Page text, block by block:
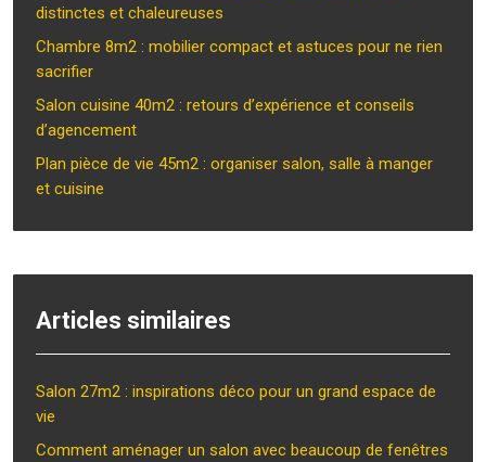
distinctes et chaleureuses
Chambre 8m2 : mobilier compact et astuces pour ne rien
sacrifier
Salon cuisine 40m2 : retours d’expérience et conseils
d’agencement
Plan pièce de vie 45m2 : organiser salon, salle à manger
et cuisine
Articles similaires
Salon 27m2 : inspirations déco pour un grand espace de
vie
Comment aménager un salon avec beaucoup de fenêtres